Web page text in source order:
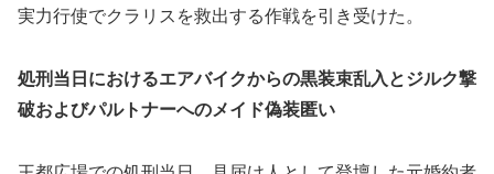
実力行使でクラリスを救出する作戦を引き受けた。
処刑当日におけるエアバイクからの黒装束乱入とジルク撃
破およびパルトナーへのメイド偽装匿い